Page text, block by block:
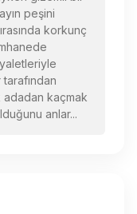
peşini
korkunç
adadan kaçmak
anlar...